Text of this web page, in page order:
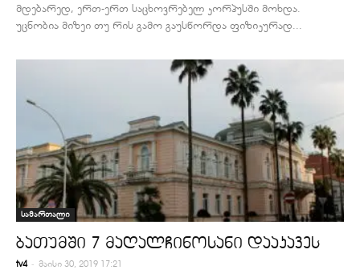
მდებარედ, ერთ-ერთ საცხოვრებელ კორპუსში მოხდა.
უცნობია მიზეი თუ რის გამო გაუსწორდა ფიზიკურად...
სამართალი
ბათუმში 7 მაღალჩინოსანი დააკავეს
tv4 - მაისი 30, 2019 17:21